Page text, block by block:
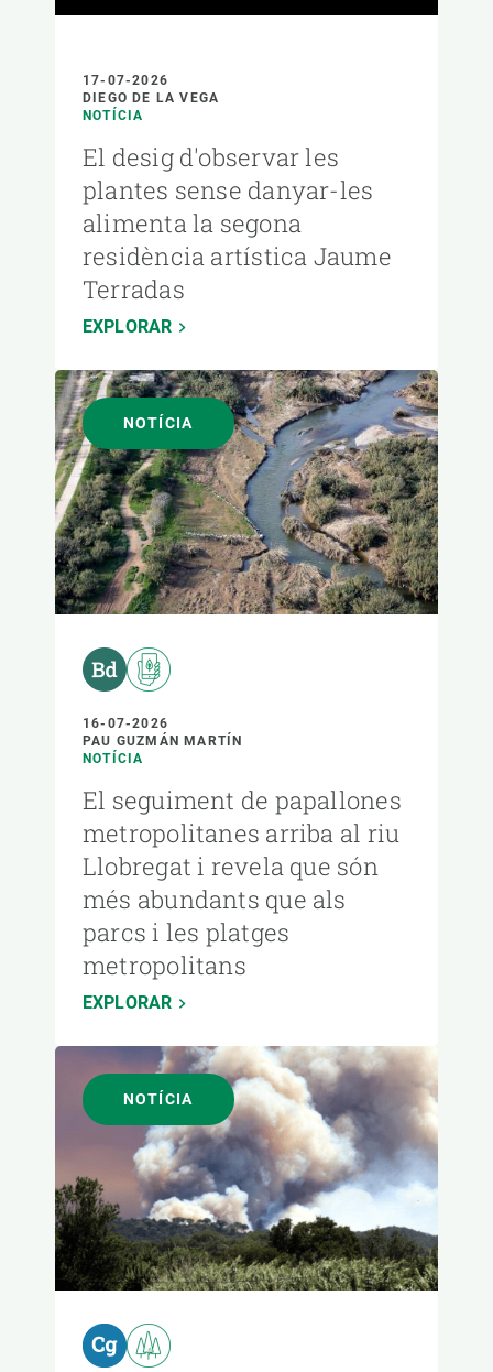
17-07-2026
DIEGO DE LA VEGA
NOTÍCIA
El desig d'observar les
plantes sense danyar-les
alimenta la segona
residència artística Jaume
Terradas
EXPLORAR
NOTÍCIA
16-07-2026
PAU GUZMÁN MARTÍN
NOTÍCIA
El seguiment de papallones
metropolitanes arriba al riu
Llobregat i revela que són
més abundants que als
parcs i les platges
metropolitans
EXPLORAR
NOTÍCIA